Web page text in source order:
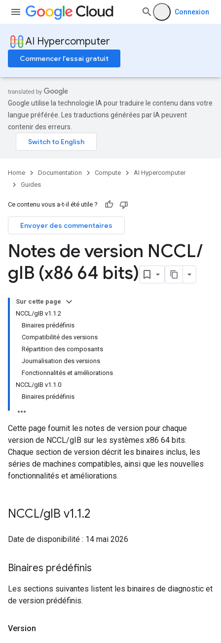
Connexion
AI Hypercomputer
Commencer l'essai gratuit
Google utilise la technologie IA pour traduire le contenu dans votre
langue préférée. Les traductions générées par IA peuvent
contenir des erreurs.
Home Documentation Compute
AI Hypercomputer
Guides
Ce contenu vous a-t-il été utile ?
Envoyer des commentaires
Notes de version NCCL/
gIB (x86 64 bits)
Sur cette page
NCCL/gIB v1.1.2
Binaires prédéfinis
Compatibilité des versions
Répartition des composants
Journalisation des versions
Fonctionnalités et améliorations
NCCL/gIB v1.1.0
Binaires prédéfinis
Cette page fournit les notes de version pour chaque
version de NCCL/gIB sur les systèmes x86 64 bits.
Chaque section de version décrit les binaires inclus, les
séries de machines compatibles, ainsi que les nouvelles
fonctionnalités et améliorations.
NCCL/gIB v1.1.2
Date de disponibilité : 14 mai 2026
Binaires prédéfinis
Les sections suivantes listent les binaires de diagnostic et
de version prédéfinis.
Version